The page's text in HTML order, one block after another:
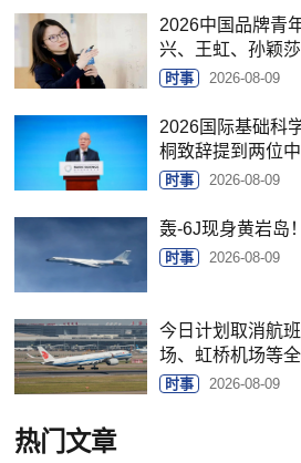
2026中国品牌青
兴、王虹、孙颖
时事 2026-08-09
2026国际基础科
桐致辞提到两位
时事 2026-08-09
轰-6J现身黄岩岛
时事 2026-08-09
今日计划取消航
场、虹桥机场等
时事 2026-08-09
热门文章